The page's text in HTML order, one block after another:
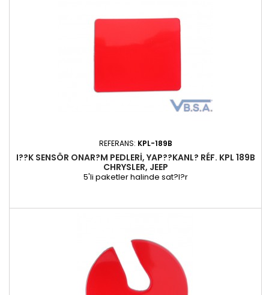
REFERANS: KPL-189B
I??K SENSÖR ONAR?M PEDLERI, YAP??KANL? RÉF. KPL 189B
CHRYSLER, JEEP
5'li paketler halinde sat?l?r